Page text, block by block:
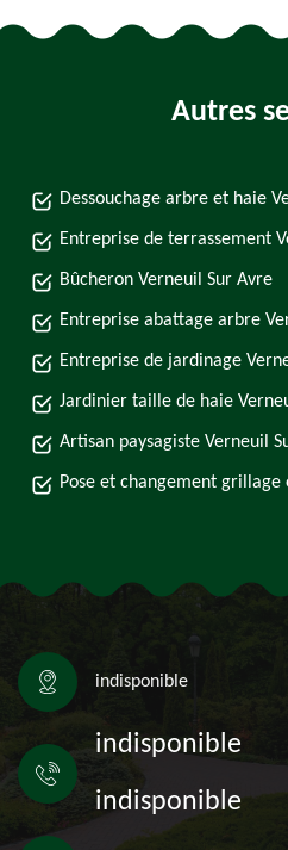
Autres
Dessouchage arbre et haie
Entreprise de terrassement
Bûcheron Verneuil Sur Avre
Entreprise abattage arbre
Entreprise de jardinage
Jardinier taille de haie
Artisan paysagiste Verneuil
Pose et changement
indisponible
indisponible
indisponible